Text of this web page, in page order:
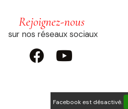
Rejoignez-nous
sur nos réseaux sociaux
 
Facebook est désactivé.